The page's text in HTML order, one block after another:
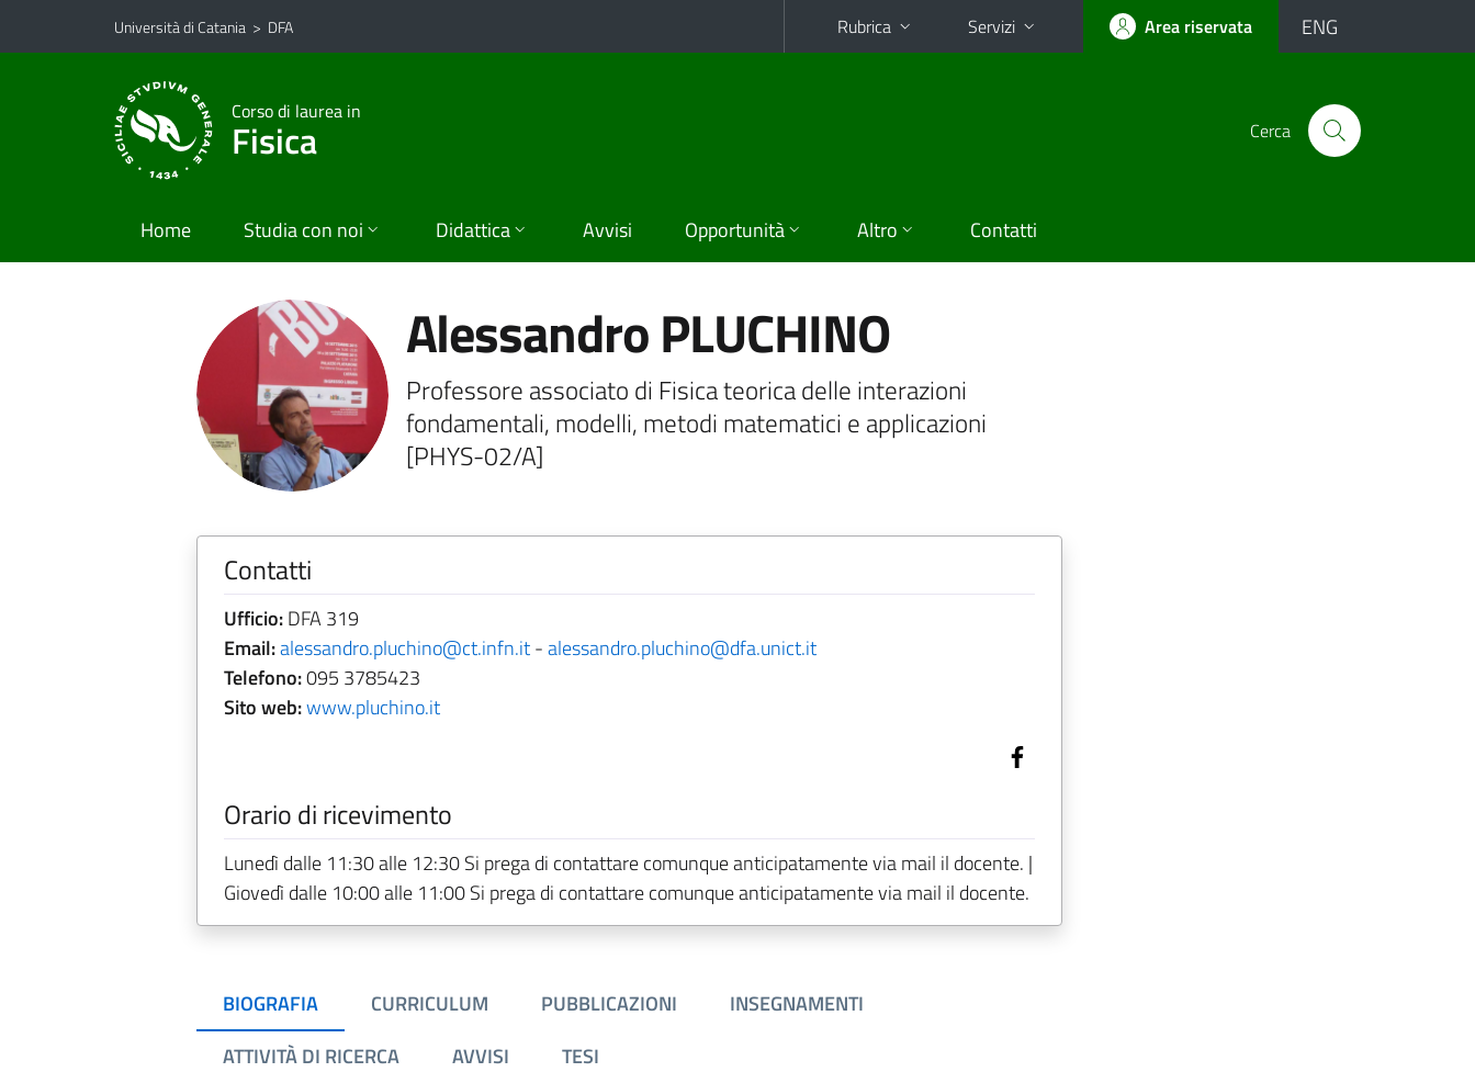
Vai al contenuto principale
Vai al menu di navigazione
Università di Catania > DFA Rubrica Servizi Area riservata ENG
Corso di laurea in
Fisica Cerca
Home Studia con noi Didattica Avvisi Opportunità Altro Contatti
Alessandro PLUCHINO
Professore associato di Fisica teorica delle interazioni
fondamentali, modelli, metodi matematici e applicazioni
[PHYS-02/A]
Contatti
Ufficio:DFA 319
Email:alessandro.pluchino@ct.infn.it-alessandro.pluchino@dfa.unict.it
Telefono:095 3785423
Sito web:www.pluchino.it
Orario di ricevimento
Lunedì dalle 11:30 alle 12:30 Si prega di contattare comunque anticipatamente via mail il docente. |
Giovedì dalle 10:00 alle 11:00 Si prega di contattare comunque anticipatamente via mail il docente.
BIOGRAFIA CURRICULUM PUBBLICAZIONI
INSEGNAMENTI
ATTIVITÀ DI RICERCA
AVVISI TESI